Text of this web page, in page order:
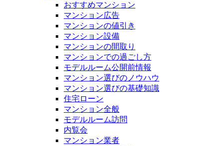
おすすめマンション
マンション広告
マンションの値引き
マンション設備
マンションの間取り
マンションでの過ごし方
モデルルーム公開前情報
マンション選びのノウハウ
マンション選びの基礎知識
住宅ローン
マンション全般
モデルルーム訪問
内覧会
マンション業者